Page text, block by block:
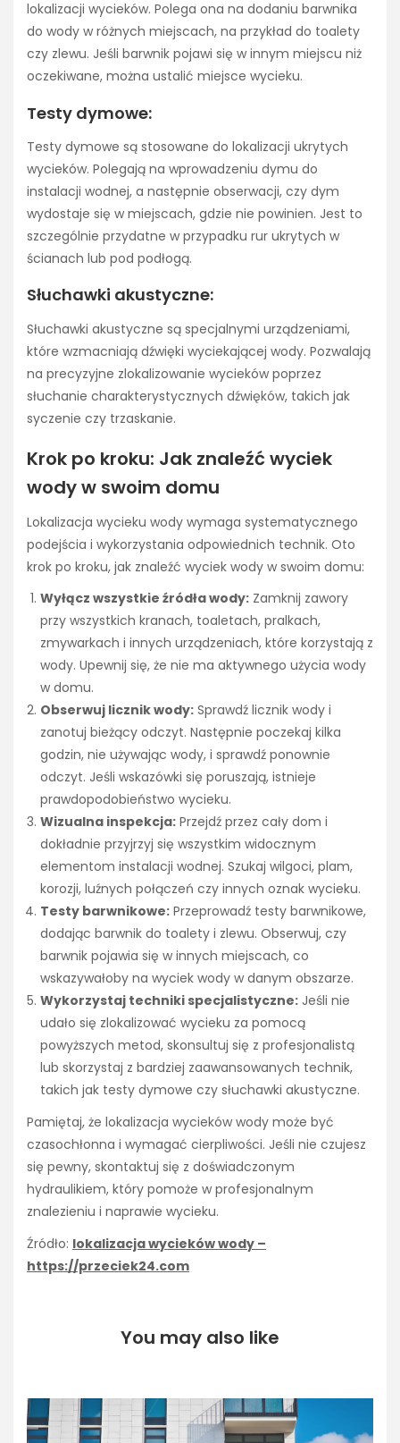
lokalizacji wycieków. Polega ona na dodaniu barwnika
do wody w różnych miejscach, na przykład do toalety
czy zlewu. Jeśli barwnik pojawi się w innym miejscu niż
oczekiwane, można ustalić miejsce wycieku.
Testy dymowe:
Testy dymowe są stosowane do lokalizacji ukrytych
wycieków. Polegają na wprowadzeniu dymu do
instalacji wodnej, a następnie obserwacji, czy dym
wydostaje się w miejscach, gdzie nie powinien. Jest to
szczególnie przydatne w przypadku rur ukrytych w
ścianach lub pod podłogą.
Słuchawki akustyczne:
Słuchawki akustyczne są specjalnymi urządzeniami,
które wzmacniają dźwięki wyciekającej wody. Pozwalają
na precyzyjne zlokalizowanie wycieków poprzez
słuchanie charakterystycznych dźwięków, takich jak
syczenie czy trzaskanie.
Krok po kroku: Jak znaleźć wyciek
wody w swoim domu
Lokalizacja wycieku wody wymaga systematycznego
podejścia i wykorzystania odpowiednich technik. Oto
krok po kroku, jak znaleźć wyciek wody w swoim domu:
Wyłącz wszystkie źródła wody: Zamknij zawory
przy wszystkich kranach, toaletach, pralkach,
zmywarkach i innych urządzeniach, które korzystają z
wody. Upewnij się, że nie ma aktywnego użycia wody
w domu.
Obserwuj licznik wody: Sprawdź licznik wody i
zanotuj bieżący odczyt. Następnie poczekaj kilka
godzin, nie używając wody, i sprawdź ponownie
odczyt. Jeśli wskazówki się poruszają, istnieje
prawdopodobieństwo wycieku.
Wizualna inspekcja: Przejdź przez cały dom i
dokładnie przyjrzyj się wszystkim widocznym
elementom instalacji wodnej. Szukaj wilgoci, plam,
korozji, luźnych połączeń czy innych oznak wycieku.
Testy barwnikowe: Przeprowadź testy barwnikowe,
dodając barwnik do toalety i zlewu. Obserwuj, czy
barwnik pojawia się w innych miejscach, co
wskazywałoby na wyciek wody w danym obszarze.
Wykorzystaj techniki specjalistyczne: Jeśli nie
udało się zlokalizować wycieku za pomocą
powyższych metod, skonsultuj się z profesjonalistą
lub skorzystaj z bardziej zaawansowanych technik,
takich jak testy dymowe czy słuchawki akustyczne.
Pamiętaj, że lokalizacja wycieków wody może być
czasochłonna i wymagać cierpliwości. Jeśli nie czujesz
się pewny, skontaktuj się z doświadczonym
hydraulikiem, który pomoże w profesjonalnym
znalezieniu i naprawie wycieku.
Źródło: lokalizacja wycieków wody –
https://przeciek24.com
You may also like